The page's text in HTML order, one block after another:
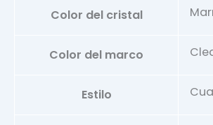
Color del cristal
Color del marco
Estilo